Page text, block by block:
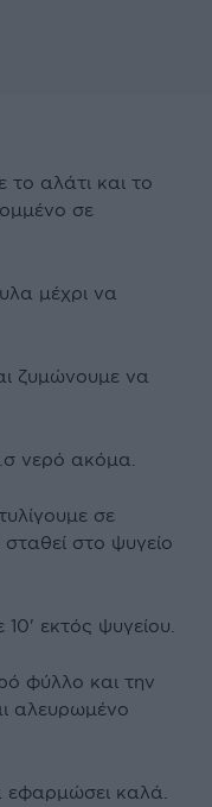
το αλάτι και το
σε
μέχρι να
ζυμώνουμε να
νερό ακόμα.
σε
στο ψυγείο
εκτός ψυγείου.
φύλλο και την
αλευρωμένο
εφαρμώσει καλά.